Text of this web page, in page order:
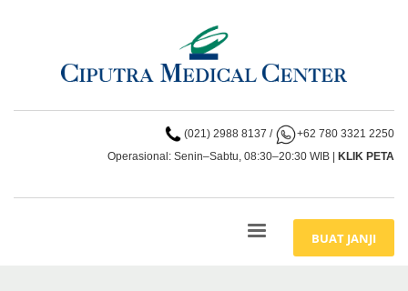
(021) 2988 8137 /
+62 780 3321 2250
Operasional: Senin–Sabtu, 08:30–20:30 WIB | KLIK PETA
BUAT JANJI